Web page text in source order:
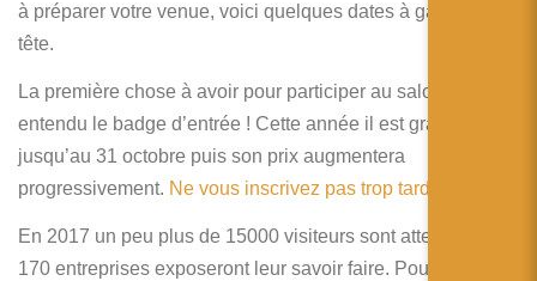
à préparer votre venue, voici quelques dates à garder en
tête.
La première chose à avoir pour participer au salon est bien
entendu le badge d’entrée ! Cette année il est gratuit
jusqu’au 31 octobre puis son prix augmentera
progressivement. Ne vous inscrivez pas trop tard !
En 2017 un peu plus de 15000 visiteurs sont attendus et
170 entreprises exposeront leur savoir faire. Pour vous